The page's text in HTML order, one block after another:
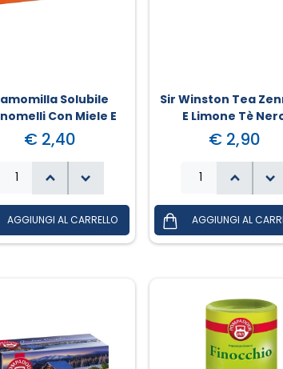
Solubile
Con Miele E
Arancia
€ 2,40
Sir Winston Tea
E Limone Tè
€ 2,90